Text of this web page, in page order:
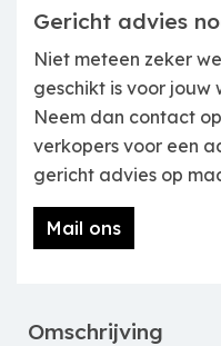
Gericht advies
Niet meteen zeker
geschikt is voor jouw
Neem dan contact
verkopers voor een
gericht advies op
Mail ons
Omschrijving